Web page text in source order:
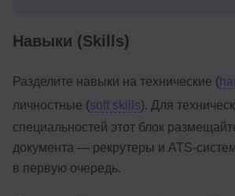
Навыки (Skills)
Разделите навыки на технические (
личностные (soft skills). Для
специальностей этот блок
документа — рекрутеры и ATS-
в первую очередь.